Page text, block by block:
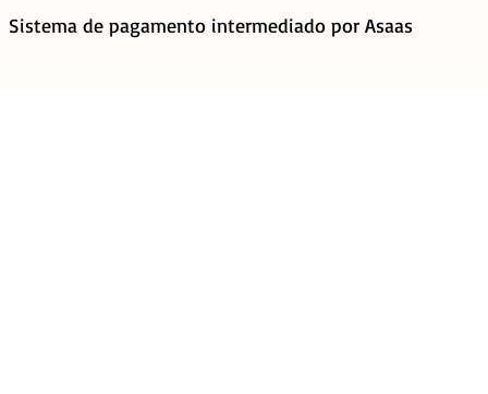
Sistema de pagamento intermediado por Asaas